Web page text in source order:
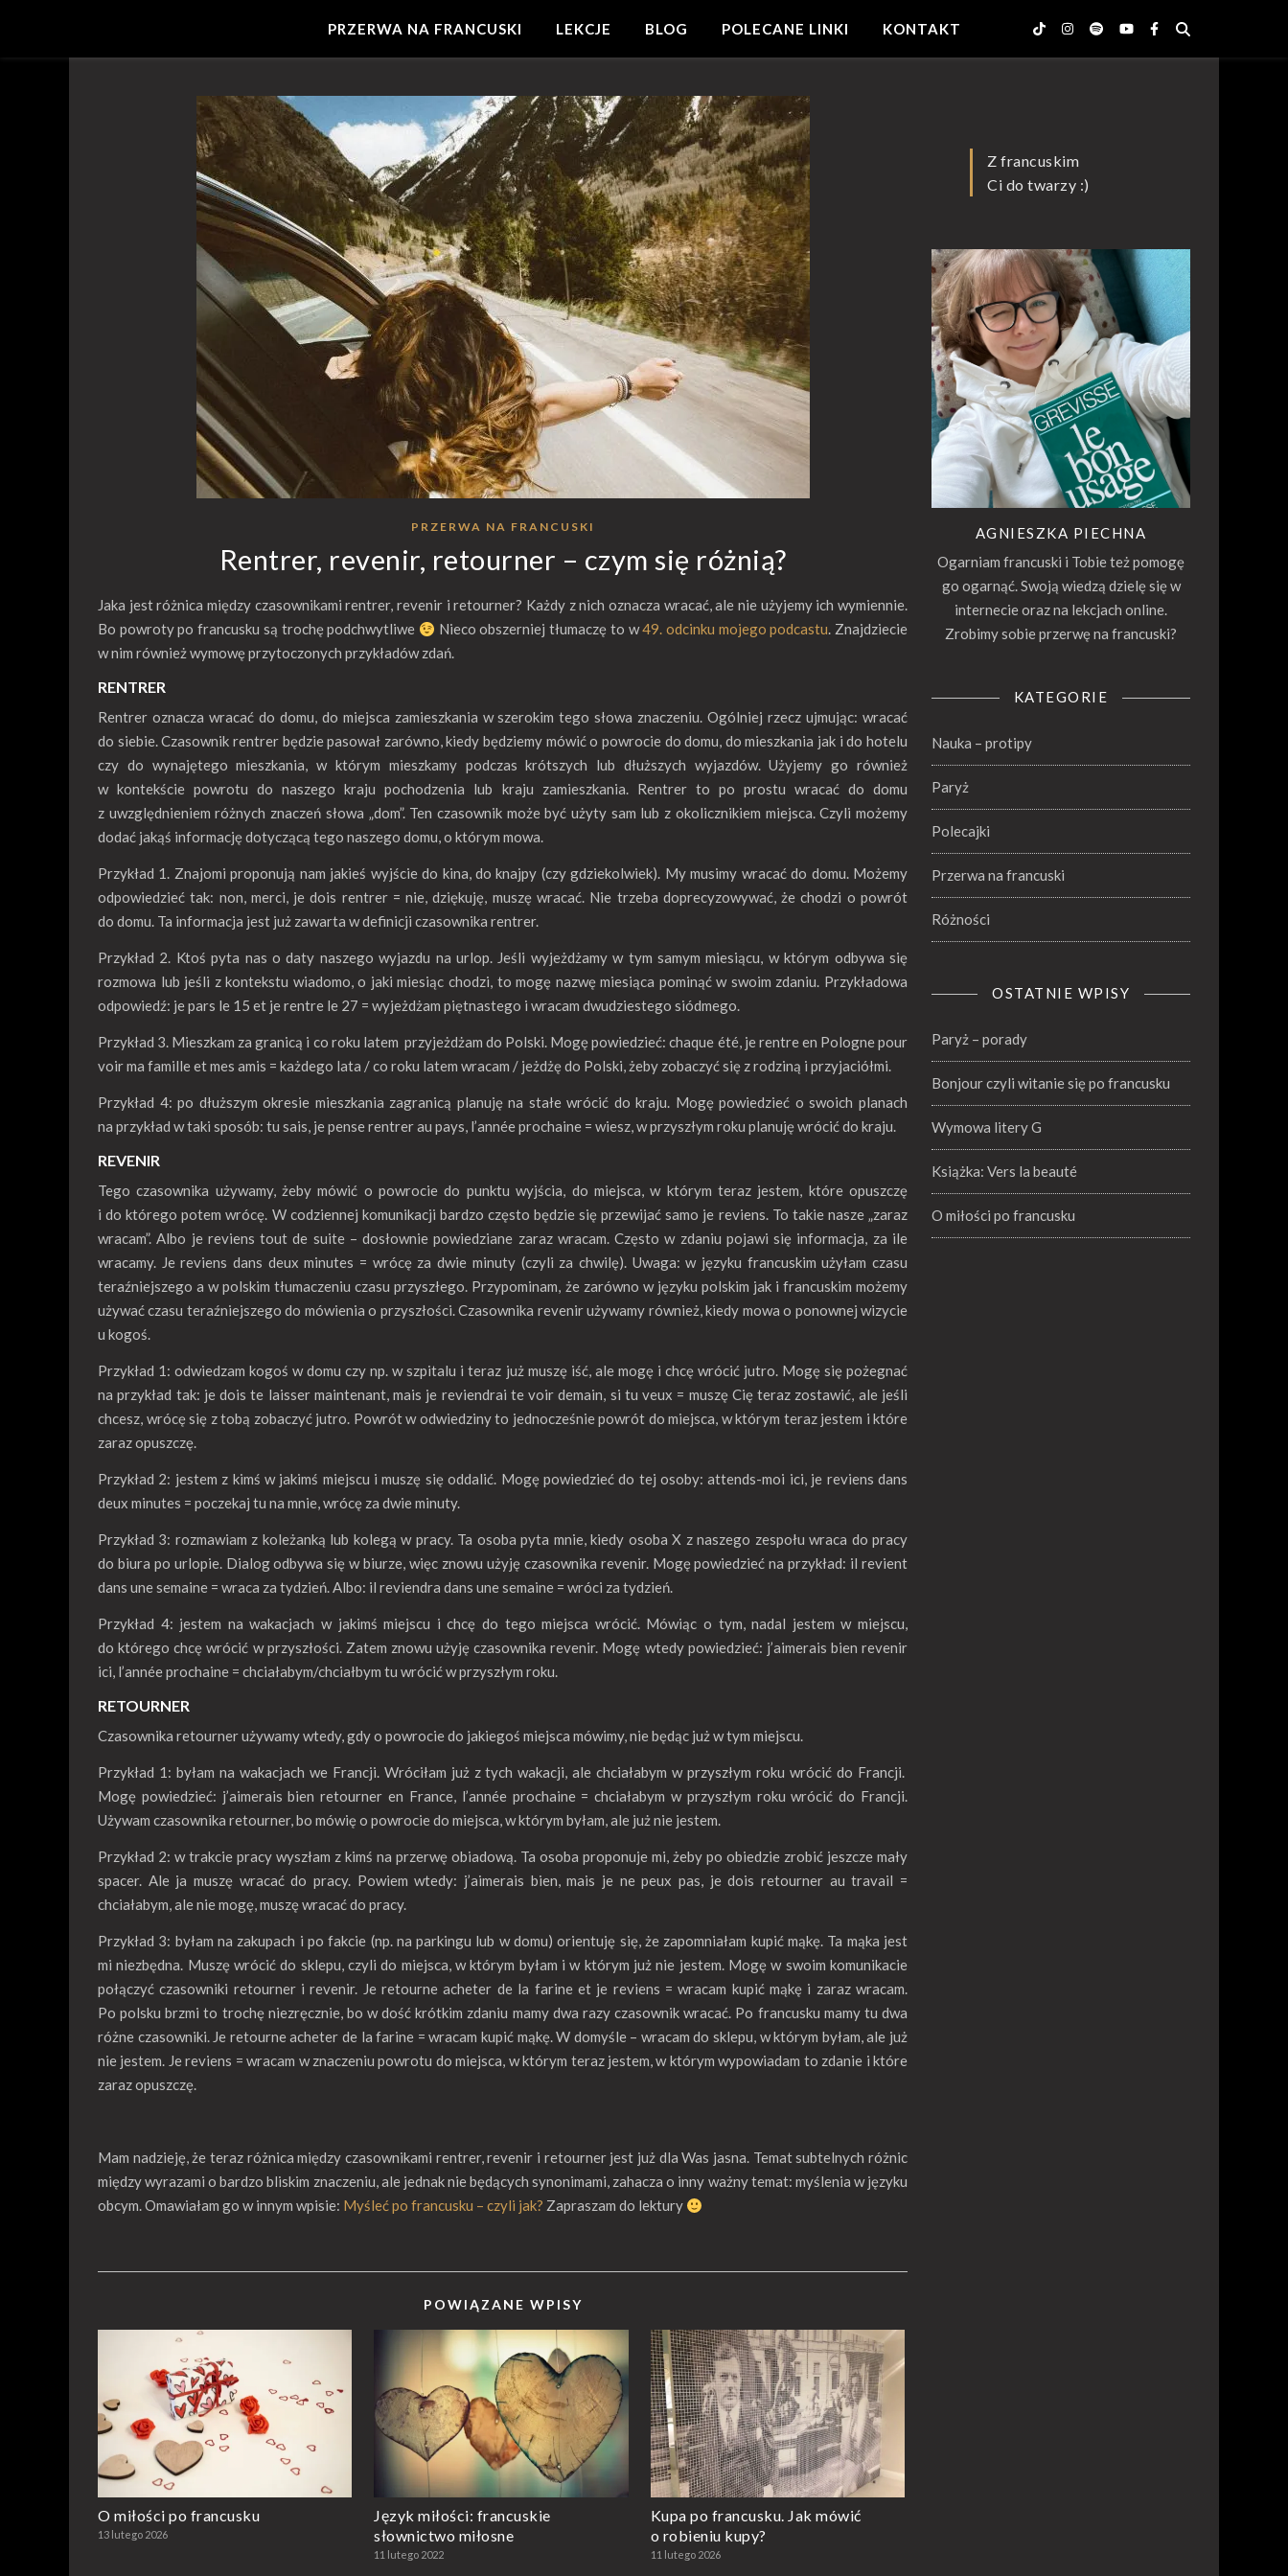
PRZERWA NA FRANCUSKI LEKCJE BLOG POLECANE LINKI KONTAKT
PRZERWA NA FRANCUSKI
Rentrer, revenir, retourner – czym się różnią?
Jaka jest różnica między czasownikami rentrer, revenir i retourner? Każdy z nich oznacza wracać, ale nie użyjemy ich wymiennie.
Bo powroty po francusku są trochę podchwytliwe
Nieco obszerniej tłumaczę to w49. odcinku mojego podcastu. Znajdziecie
w nim również wymowę przytoczonych przykładów zdań.
RENTRER
Rentrer oznacza wracać do domu, do miejsca zamieszkania w szerokim tego słowa znaczeniu. Ogólniej rzecz ujmując: wracać
do siebie. Czasownik rentrer będzie pasował zarówno, kiedy będziemy mówić o powrocie do domu, do mieszkania jak i do hotelu
czy do wynajętego mieszkania, w którym mieszkamy podczas krótszych lub dłuższych wyjazdów. Użyjemy go również
w kontekście powrotu do naszego kraju pochodzenia lub kraju zamieszkania. Rentrer to po prostu wracać do domu
z uwzględnieniem różnych znaczeń słowa „dom”. Ten czasownik może być użyty sam lub z okolicznikiem miejsca. Czyli możemy
dodać jakąś informację dotyczącą tego naszego domu, o którym mowa.
Przykład 1. Znajomi proponują nam jakieś wyjście do kina, do knajpy (czy gdziekolwiek). My musimy wracać do domu. Możemy
odpowiedzieć tak: non, merci, je dois rentrer = nie, dziękuję, muszę wracać. Nie trzeba doprecyzowywać, że chodzi o powrót
do domu. Ta informacja jest już zawarta w definicji czasownika rentrer.
Przykład 2. Ktoś pyta nas o daty naszego wyjazdu na urlop. Jeśli wyjeżdżamy w tym samym miesiącu, w którym odbywa się
rozmowa lub jeśli z kontekstu wiadomo, o jaki miesiąc chodzi, to mogę nazwę miesiąca pominąć w swoim zdaniu. Przykładowa
odpowiedź: je pars le 15 et je rentre le 27 = wyjeżdżam piętnastego i wracam dwudziestego siódmego.
Przykład 3. Mieszkam za granicą i co roku latem przyjeżdżam do Polski. Mogę powiedzieć: chaque été, je rentre en Pologne pour
voir ma famille et mes amis = każdego lata / co roku latem wracam / jeżdżę do Polski, żeby zobaczyć się z rodziną i przyjaciółmi.
Przykład 4: po dłuższym okresie mieszkania zagranicą planuję na stałe wrócić do kraju. Mogę powiedzieć o swoich planach
na przykład w taki sposób: tu sais, je pense rentrer au pays, l’année prochaine = wiesz, w przyszłym roku planuję wrócić do kraju.
REVENIR
Tego czasownika używamy, żeby mówić o powrocie do punktu wyjścia, do miejsca, w którym teraz jestem, które opuszczę
i do którego potem wrócę. W codziennej komunikacji bardzo często będzie się przewijać samo je reviens. To takie nasze „zaraz
wracam”. Albo je reviens tout de suite – dosłownie powiedziane zaraz wracam. Często w zdaniu pojawi się informacja, za ile
wracamy. Je reviens dans deux minutes = wrócę za dwie minuty (czyli za chwilę). Uwaga: w języku francuskim użyłam czasu
teraźniejszego a w polskim tłumaczeniu czasu przyszłego. Przypominam, że zarówno w języku polskim jak i francuskim możemy
używać czasu teraźniejszego do mówienia o przyszłości. Czasownika revenir używamy również, kiedy mowa o ponownej wizycie
u kogoś.
Przykład 1: odwiedzam kogoś w domu czy np. w szpitalu i teraz już muszę iść, ale mogę i chcę wrócić jutro. Mogę się pożegnać
na przykład tak: je dois te laisser maintenant, mais je reviendrai te voir demain, si tu veux = muszę Cię teraz zostawić, ale jeśli
chcesz, wrócę się z tobą zobaczyć jutro. Powrót w odwiedziny to jednocześnie powrót do miejsca, w którym teraz jestem i które
zaraz opuszczę.
Przykład 2: jestem z kimś w jakimś miejscu i muszę się oddalić. Mogę powiedzieć do tej osoby: attends-moi ici, je reviens dans
deux minutes = poczekaj tu na mnie, wrócę za dwie minuty.
Przykład 3: rozmawiam z koleżanką lub kolegą w pracy. Ta osoba pyta mnie, kiedy osoba X z naszego zespołu wraca do pracy
do biura po urlopie. Dialog odbywa się w biurze, więc znowu użyję czasownika revenir. Mogę powiedzieć na przykład: il revient
dans une semaine = wraca za tydzień. Albo: il reviendra dans une semaine = wróci za tydzień.
Przykład 4: jestem na wakacjach w jakimś miejscu i chcę do tego miejsca wrócić. Mówiąc o tym, nadal jestem w miejscu,
do którego chcę wrócić w przyszłości. Zatem znowu użyję czasownika revenir. Mogę wtedy powiedzieć: j’aimerais bien revenir
ici, l’année prochaine = chciałabym/chciałbym tu wrócić w przyszłym roku.
RETOURNER
Czasownika retourner używamy wtedy, gdy o powrocie do jakiegoś miejsca mówimy, nie będąc już w tym miejscu.
Przykład 1: byłam na wakacjach we Francji. Wróciłam już z tych wakacji, ale chciałabym w przyszłym roku wrócić do Francji.
Mogę powiedzieć: j’aimerais bien retourner en France, l’année prochaine = chciałabym w przyszłym roku wrócić do Francji.
Używam czasownika retourner, bo mówię o powrocie do miejsca, w którym byłam, ale już nie jestem.
Przykład 2: w trakcie pracy wyszłam z kimś na przerwę obiadową. Ta osoba proponuje mi, żeby po obiedzie zrobić jeszcze mały
spacer. Ale ja muszę wracać do pracy. Powiem wtedy: j’aimerais bien, mais je ne peux pas, je dois retourner au travail =
chciałabym, ale nie mogę, muszę wracać do pracy.
Przykład 3: byłam na zakupach i po fakcie (np. na parkingu lub w domu) orientuję się, że zapomniałam kupić mąkę. Ta mąka jest
mi niezbędna. Muszę wrócić do sklepu, czyli do miejsca, w którym byłam i w którym już nie jestem. Mogę w swoim komunikacie
połączyć czasowniki retourner i revenir. Je retourne acheter de la farine et je reviens = wracam kupić mąkę i zaraz wracam.
Po polsku brzmi to trochę niezręcznie, bo w dość krótkim zdaniu mamy dwa razy czasownik wracać. Po francusku mamy tu dwa
różne czasowniki. Je retourne acheter de la farine = wracam kupić mąkę. W domyśle – wracam do sklepu, w którym byłam, ale już
nie jestem. Je reviens = wracam w znaczeniu powrotu do miejsca, w którym teraz jestem, w którym wypowiadam to zdanie i które
zaraz opuszczę.
Mam nadzieję, że teraz różnica między czasownikami rentrer, revenir i retourner jest już dla Was jasna. Temat subtelnych różnic
między wyrazami o bardzo bliskim znaczeniu, ale jednak nie będących synonimami, zahacza o inny ważny temat: myślenia w języku
obcym. Omawiałam go w innym wpisie: Myśleć po francusku – czyli jak? Zapraszam do lektury
POWIĄZANE WPISY
O miłości po francusku
13 lutego 2026
Język miłości: francuskie
słownictwo miłosne
11 lutego 2022
Kupa po francusku. Jak mówić
o robieniu kupy?
11 lutego 2026
Z francuskim
Ci do twarzy :)
AGNIESZKA PIECHNA
Ogarniam francuski i Tobie też pomogę
go ogarnąć. Swoją wiedzą dzielę się w
internecie oraz na lekcjach online.
Zrobimy sobie przerwę na francuski?
KATEGORIE
Nauka – protipy
Paryż
Polecajki
Przerwa na francuski
Różności
OSTATNIE WPISY
Paryż – porady
Bonjour czyli witanie się po francusku
Wymowa litery G
Książka: Vers la beauté
O miłości po francusku